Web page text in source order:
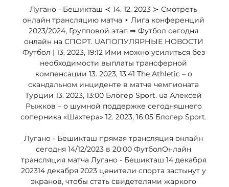
Лугано - Бешикташ ≺ 14. 12. 2023 ≻ Смотреть
онлайн трансляцию матча ⋆ Лига конференций
2023/2024, Групповой этап ⇒ Футбол сегодня
онлайн на СПОРТ. UAПОПУЛЯРНЫЕ НОВОСТИ
Футбол | 13. 2023, 19:12 Ими можно усилиться без
необходимости выплаты трансферной
компенсации 13. 2023, 13:41 The Athletic – о
скандальном инциденте в матче чемпионата
Турции 13. 2023, 13:00 Блогер Sport. ua Алексей
Рыжков – о шумной поддержке сегодняшнего
соперника «Шахтера» 12. 2023, 16:05 Блогер Sport.
Лугано - Бешикташ прямая трансляция онлайн
сегодня 14/12/2023 в 20:00 ФутболОнлайн
трансляция матча Лугано - Бешикташ 14 декабря
202314 декабря 2023 ценители спорта застынут у
экранов, чтобы стать свидетелями жаркого